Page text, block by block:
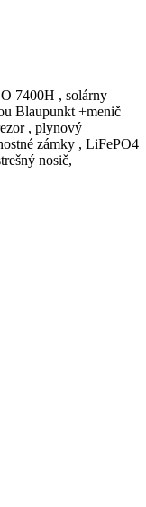
7400H , solárny
Blaupunkt +menič
, plynový
zámky , LiFePO4
nosič,